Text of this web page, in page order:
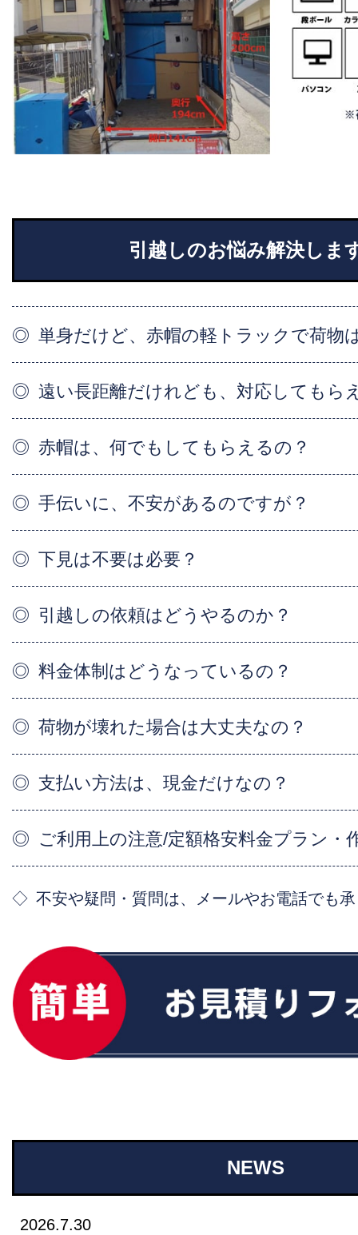
引越しのお悩み解決しま
単身だけど、赤帽の軽トラックで荷物
遠い長距離だけれども、対応してもら
赤帽は、何でもしてもらえるの？
手伝いに、不安があるのですが？
下見は不要は必要？
引越しの依頼はどうやるのか？
料金体制はどうなっているの？
荷物が壊れた場合は大丈夫なの？
支払い方法は、現金だけなの？
ご利用上の注意/定額格安料金プラン・
不安や疑問・質問は、メールやお電話でも
NEWS
2026.7.30